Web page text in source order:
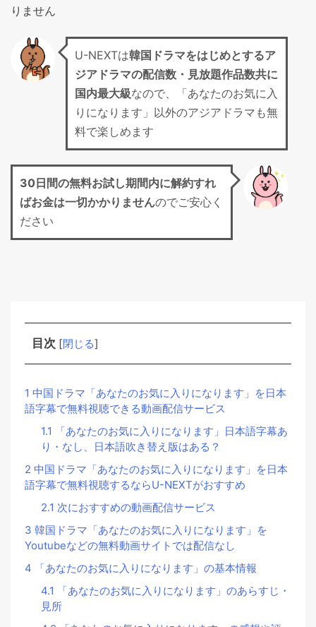
りません
U-NEXTは韓国ドラマをはじめとするア
ジアドラマの配信数・見放題作品数共に
国内最大級なので、「あなたのお気に入
りになります」以外のアジアドラマも無
料で楽しめます
30日間の無料お試し期間内に解約すれ
ばお金は一切かかりませんのでご安心く
ださい
目次 [閉じる]
1 中国ドラマ「あなたのお気に入りになります」を日本
語字幕で無料視聴できる動画配信サービス
1.1 「あなたのお気に入りになります」日本語字幕あ
り・なし、日本語吹き替え版はある？
2 中国ドラマ「あなたのお気に入りになります」を日本
語字幕で無料視聴するならU-NEXTがおすすめ
2.1 次におすすめの動画配信サービス
3 韓国ドラマ「あなたのお気に入りになります」を
Youtubeなどの無料動画サイトでは配信なし
4 「あなたのお気に入りになります」の基本情報
4.1 「あなたのお気に入りになります」のあらすじ・
見所